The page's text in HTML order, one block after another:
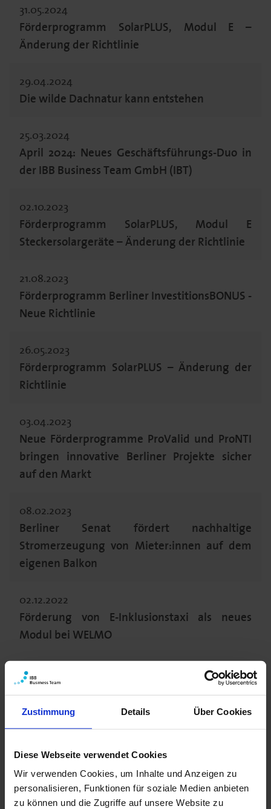
Zustimmung Details Über Cookies
Diese Webseite verwendet Cookies
Wir verwenden Cookies, um Inhalte und Anzeigen zu
personalisieren, Funktionen für soziale Medien anbieten
zu können und die Zugriffe auf unsere Website zu
31.05.2024
Förderprogramm SolarPLUS, Modul E –
Änderung der Richtlinie
29.04.2024
Die wilde Dachnatur kann entstehen
25.03.2024
April 2024: Neues Geschäftsführungs-Duo in
der IBB Business Team GmbH (IBT)
02.10.2023
Förderprogramm SolarPLUS, Modul E
Steckersolargeräte – Änderung der Richtlinie
21.08.2023
Förderprogramm Berliner InvestitionsBONUS -
Neue Richtlinie
26.05.2023
Förderprogramm SolarPLUS – Änderung der
Richtlinie
03.04.2023
Neue Förderprogramme ProValid und ProNTI
bringen innovative Berliner Projekte sicher
auf den Markt
08.02.2023
Berliner Senat fördert nachhaltige
Stromerzeugung von Mieter:innen auf dem
eigenen Balkon
02.12.2022
Förderung von E-Inklusionstaxi als neues
Modul bei WELMO
1